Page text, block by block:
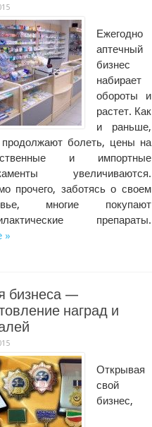
Ежегодно
аптечный
бизнес
набирает
обороты и
растет. Как
и раньше,
болеть, цены на
и импортные
увеличиваются.
прочего, заботясь о своем
многие покупают
препараты.
»
бизнеса —
наград и
Открывая
свой
бизнес,